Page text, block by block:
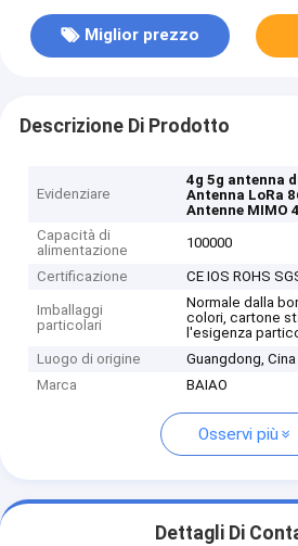
Miglior prezzo
Descrizione Di Prodotto
Evidenziare
4g 5g antenna
Antenna LoRa
Antenne MIMO
Capacità di
alimentazione
100000
Certificazione CE IOS ROHS
Imballaggi
particolari
Normale dalla
colori, cartone
l'esigenza
Luogo di origine
Guangdong, Cina
Marca
BAIAO
Osservi più
Dettagli Di